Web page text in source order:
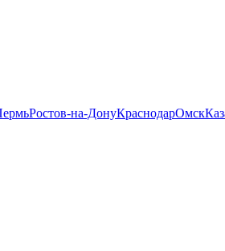
Ростов-на-ДонуКраснодарОмск